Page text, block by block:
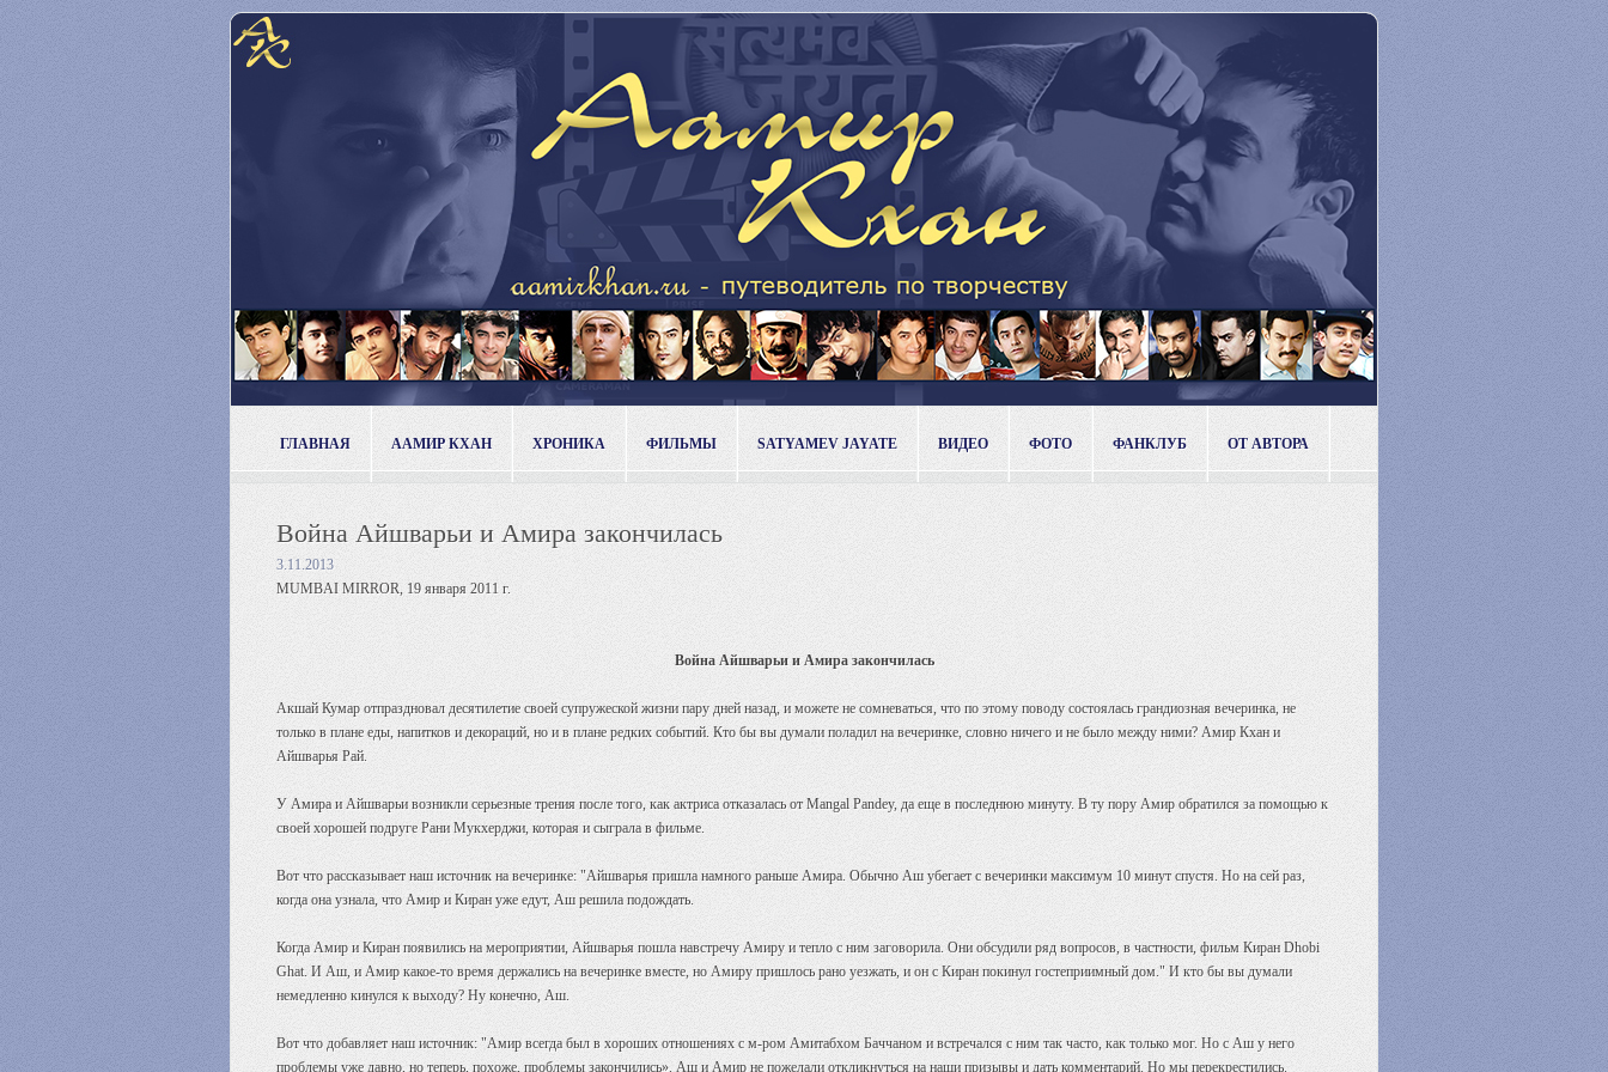
ГЛАВНАЯ ААМИР КХАН ХРОНИКА ФИЛЬМЫ SATYAMEV JAYATE ВИДЕО ФОТО ФАНКЛУБ ОТ АВТОРА
Война Айшварьи и Амира закончилась
3.11.2013
MUMBAI MIRROR, 19 января 2011 г.
Война Айшварьи и Амира закончилась
Акшай Кумар отпраздновал десятилетие своей супружеской жизни пару дней назад, и можете не сомневаться, что по этому поводу состоялась грандиозная вечеринка, не
только в плане еды, напитков и декораций, но и в плане редких событий. Кто бы вы думали поладил на вечеринке, словно ничего и не было между ними? Амир Кхан и
Айшварья Рай.
У Амира и Айшварьи возникли серьезные трения после того, как актриса отказалась от Mangal Pandey, да еще в последнюю минуту. В ту пору Амир обратился за помощью к
своей хорошей подруге Рани Мукхерджи, которая и сыграла в фильме.
Вот что рассказывает наш источник на вечеринке: "Айшварья пришла намного раньше Амира. Обычно Аш убегает с вечеринки максимум 10 минут спустя. Но на сей раз,
когда она узнала, что Амир и Киран уже едут, Аш решила подождать.
Когда Амир и Киран появились на мероприятии, Айшварья пошла навстречу Амиру и тепло с ним заговорила. Они обсудили ряд вопросов, в частности, фильм Киран Dhobi
Ghat. И Аш, и Амир какое-то время держались на вечеринке вместе, но Амиру пришлось рано уезжать, и он с Киран покинул гостеприимный дом." И кто бы вы думали
немедленно кинулся к выходу? Ну конечно, Аш.
Вот что добавляет наш источник: "Амир всегда был в хороших отношениях с м-ром Амитабхом Баччаном и встречался с ним так часто, как только мог. Но с Аш у него
проблемы уже давно, но теперь, похоже, проблемы закончились». Аш и Амир не пожелали откликнуться на наши призывы и дать комментарий. Но мы перекрестились.